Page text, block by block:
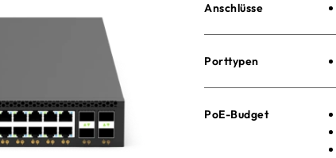
Anschlüsse
Porttypen
PoE-Budget